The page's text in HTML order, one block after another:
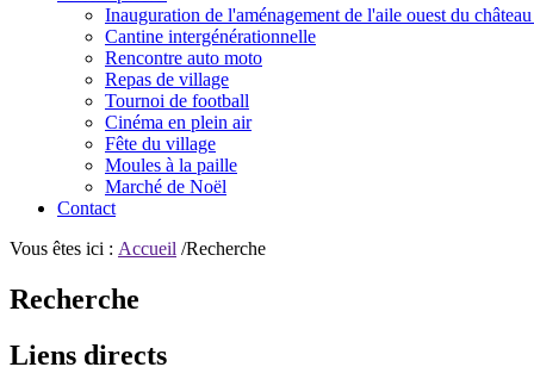
Inauguration de l'aménagement de l'aile ouest du
Cantine intergénérationnelle
Rencontre auto moto
Repas de village
Tournoi de football
Cinéma en plein air
Fête du village
Moules à la paille
Marché de Noël
Contact
Vous êtes ici : Accueil /Recherche
Recherche
Liens directs